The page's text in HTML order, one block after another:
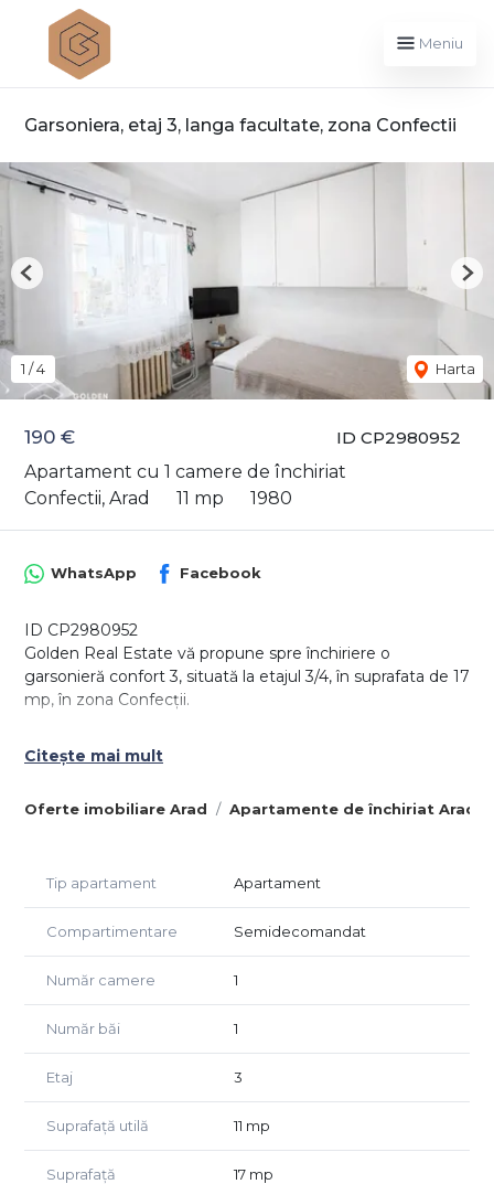
Meniu
Garsoniera, etaj 3, langa facultate, zona Confectii
ID CP2980952
190 €
Apartament cu 1 camere de închiriat
Confectii, Arad
11 mp 1980
1 /4 Harta
Previous
Oferte imobiliare Arad Apartamente de închiriat Arad
WhatsApp Facebook
ID CP2980952
Golden Real Estate vă propune spre închiriere o
garsonieră confort 3, situată la etajul 3/4, în suprafata de 17
mp, în zona Confecții.
astfel încât spațiul este bine organizat și funcțional.
nouă, cuptor cu microunde nou, frigider nou, aparat de
Baia dispune de geam pentru aerisire naturală și este
Garsoniera se află în apropiere de Universitatea „Vasile
Goldiș, supermarketuri și mijloace de transport în comun.
Preț: 190 euro/lună, negociabil.
Agent exclusiv Golden Real Estate.
Citește mai mult
Tip apartament Apartament
Compartimentare Semidecomandat
Număr camere 1
Număr băi 1
Etaj 3
Suprafață utilă 11 mp
Suprafață
17 mp